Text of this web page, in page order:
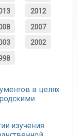
2012
2007
2002
в целях
изучения